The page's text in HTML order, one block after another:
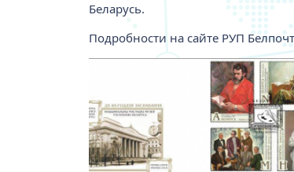
Беларусь.
Подробности на сайте РУП